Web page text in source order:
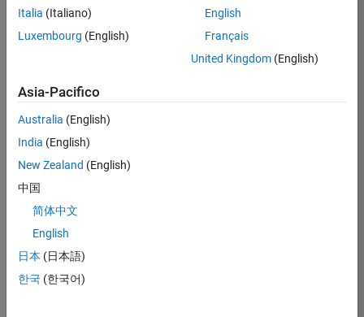
on
Oct
0
imshow(reshape(matlab.net.base64decode(
Italia (Italiano)
Luxembourg (English)
English
Français
United Kingdom(English)
Asia-Pacifico
Australia (English)
India (English)
New Zealand (English)
中国
简体中文
English
日本 (日本語)
한국 (한국어)